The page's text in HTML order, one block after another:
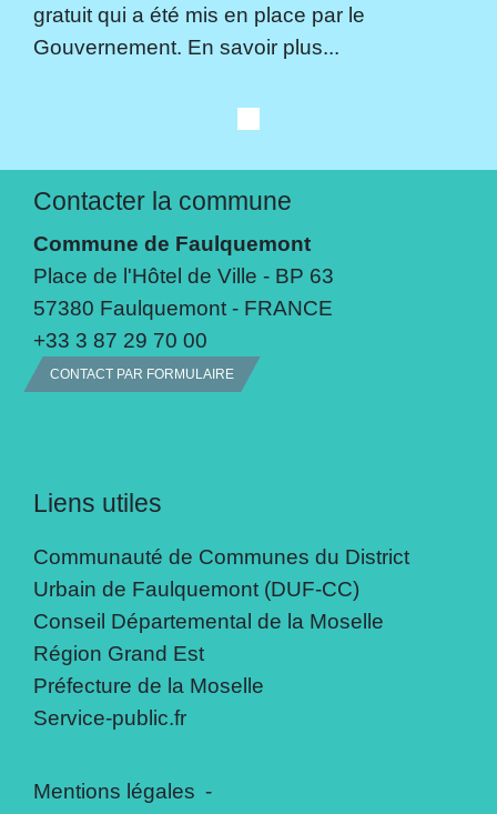
gratuit qui a été mis en place par le
Gouvernement. En savoir plus...
Contacter la commune
Commune de Faulquemont
Place de l'Hôtel de Ville - BP 63
57380 Faulquemont - FRANCE
+33 3 87 29 70 00
CONTACT PAR FORMULAIRE
Liens utiles
Communauté de Communes du District
Urbain de Faulquemont (DUF-CC)
Conseil Départemental de la Moselle
Région Grand Est
Préfecture de la Moselle
Service-public.fr
Mentions légales -